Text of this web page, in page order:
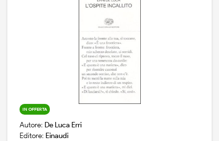
IN OFFERTA
Autore: De Luca Erri
Editore: Einaudi